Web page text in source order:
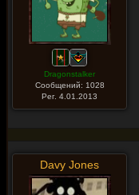
Dragonstalker
Сообщений: 1028
Рег. 4.01.2013
Davy Jones